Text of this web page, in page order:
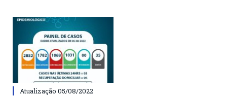
Atualização 05/08/2022